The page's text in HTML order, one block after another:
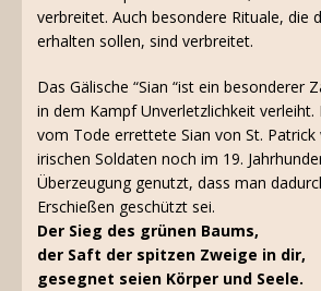
verbreitet. Auch besondere Rituale, die
erhalten sollen, sind verbreitet.
Das Gälische “Sian “ist ein besonderer
in dem Kampf Unverletzlichkeit
vom Tode errettete Sian von St.
irischen Soldaten noch im 19.
Überzeugung genutzt, dass man
Erschießen geschützt sei.
Der Sieg des grünen Baums,
der Saft der spitzen Zweige in dir,
gesegnet seien Körper und Seele.